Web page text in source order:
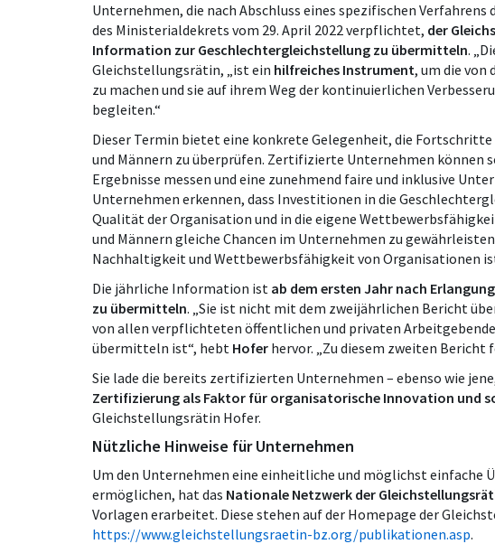
Unternehmen, die nach Abschluss eines spezifischen
des Ministerialdekrets vom 29. April 2022 verpflichtet, der
Information zur Geschlechtergleichstellung zu übermitteln.
Gleichstellungsrätin, „ist ein hilfreiches Instrument, um die
zu machen und sie auf ihrem Weg der kontinuierlichen
begleiten.“
Dieser Termin bietet eine konkrete Gelegenheit, die
und Männern zu überprüfen. Zertifizierte Unternehmen können
Ergebnisse messen und eine zunehmend faire und inklusive
Unternehmen erkennen, dass Investitionen in die
Qualität der Organisation und in die eigene
und Männern gleiche Chancen im Unternehmen zu
Nachhaltigkeit und Wettbewerbsfähigkeit von Organisationen
Die jährliche Information ist ab dem ersten Jahr nach
zu übermitteln. „Sie ist nicht mit dem zweijährlichen Bericht
von allen verpflichteten öffentlichen und privaten
übermitteln ist“, hebt Hofer hervor. „Zu diesem zweiten
Sie lade die bereits zertifizierten Unternehmen – ebenso wie
Zertifizierung als Faktor für organisatorische Innovation und
Gleichstellungsrätin Hofer.
Nützliche Hinweise für Unternehmen
Um den Unternehmen eine einheitliche und möglichst
ermöglichen, hat das Nationale Netzwerk der
Vorlagen erarbeitet. Diese stehen auf der Homepage der
https://www.gleichstellungsraetin-bz.org/publikationen.asp.